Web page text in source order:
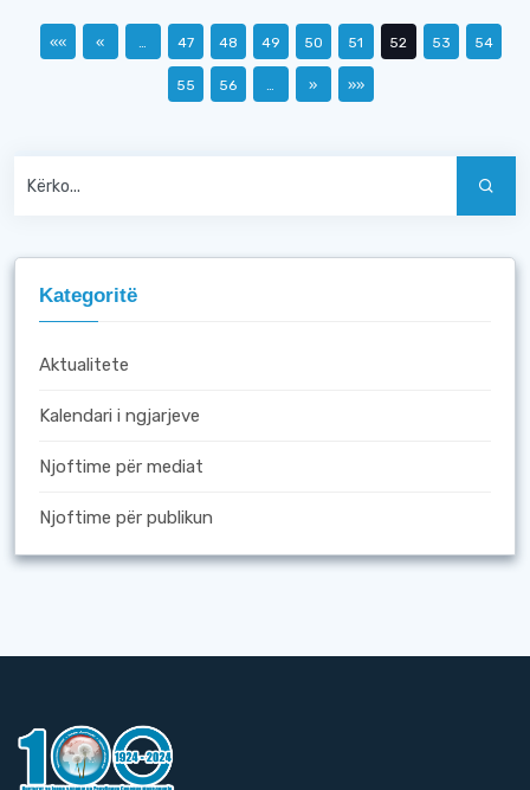
«« « … 47 48 49 50 51 52 53 54
55 56 … » »»
Kategoritë
Aktualitete
Kalendari i ngjarjeve
Njoftime për mediat
Njoftime për publikun